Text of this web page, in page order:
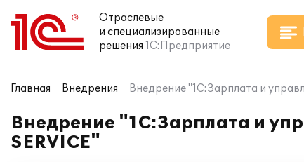
Отраслевые
и специализированные
решения 1С:Предприятие
Главная Внедрения Внедрение "1С:Зарплата и
Внедрение "1С:Зарплата и
SERVICE"